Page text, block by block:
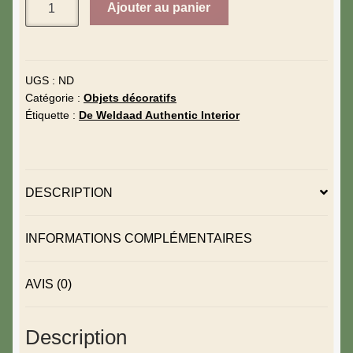
Ajouter au panier
UGS : ND
Catégorie : Objets décoratifs
Étiquette : De Weldaad Authentic Interior
DESCRIPTION
INFORMATIONS COMPLÉMENTAIRES
AVIS (0)
Description